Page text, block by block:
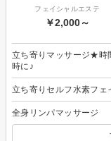
フェイシャルエステ
￥2,000～
立ち寄りマッサージ★時
時に♪
立ち寄りセルフ水素フェ
全身リンパマッサージ